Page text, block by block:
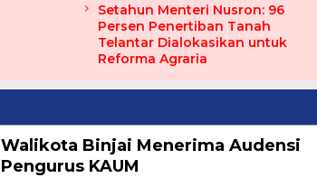
Setahun Menteri Nusron: 96
Persen Penertiban Tanah
Telantar Dialokasikan untuk
Reforma Agraria
Walikota Binjai Menerima Audensi
Pengurus KAUM